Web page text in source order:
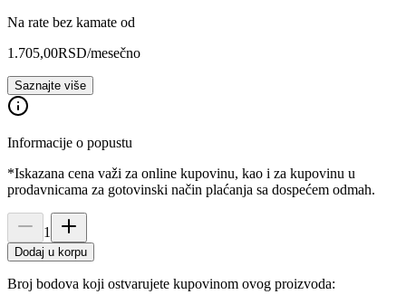
Na rate bez kamate od
1.705,00RSD/mesečno
Saznajte više
Informacije o popustu
*Iskazana cena važi za online kupovinu, kao i za kupovinu u
prodavnicama za gotovinski način plaćanja sa dospećem odmah.
1
Dodaj u korpu
Broj bodova koji ostvarujete kupovinom ovog proizvoda: